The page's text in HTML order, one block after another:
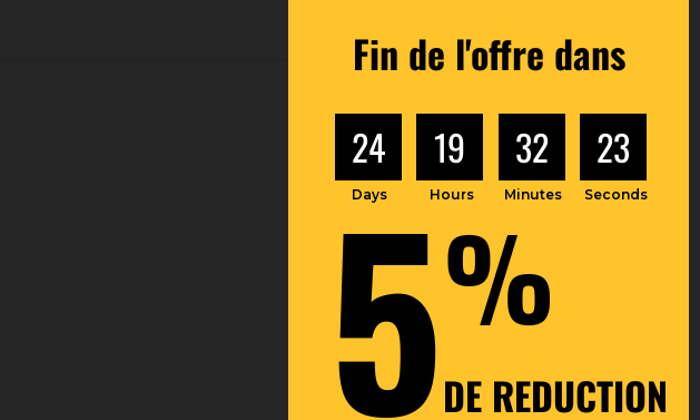
5%
DE REDUCTION
Fin de l'offre dans
24 19 32 22
Days Hours Minutes Seconds